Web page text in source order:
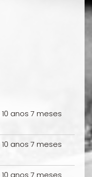
10 anos 7 meses
10 anos 7 meses
10 anos 7 meses